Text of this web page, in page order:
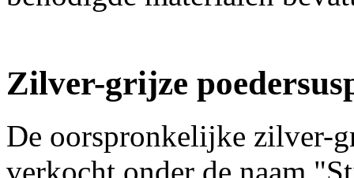
Zilver-grijze
De oorspronkelijke zilver-